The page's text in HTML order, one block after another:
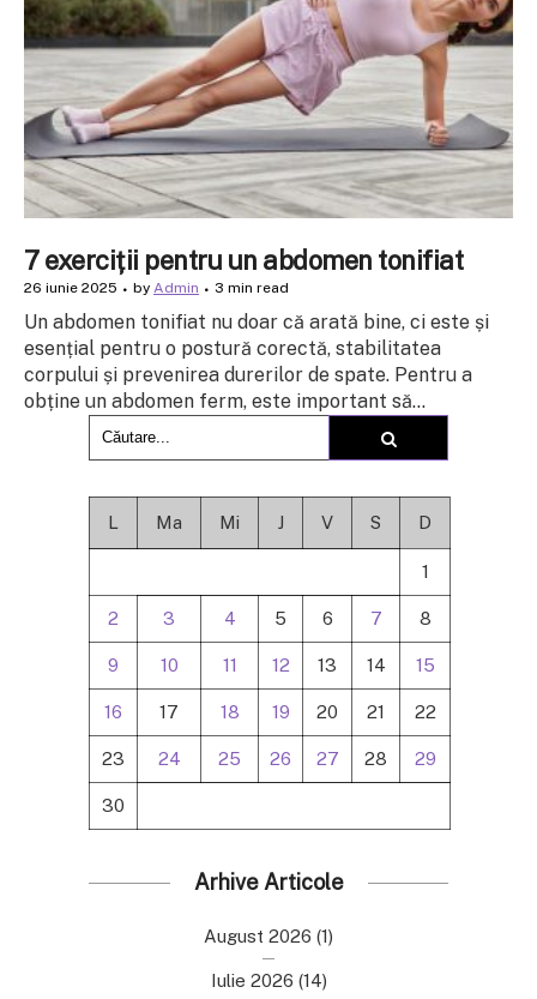
7 exerciții pentru un abdomen tonifiat
26 iunie 2025 by Admin 3 min read
Un abdomen tonifiat nu doar că arată bine, ci este și
esențial pentru o postură corectă, stabilitatea
corpului și prevenirea durerilor de spate. Pentru a
obține un abdomen ferm, este important să...
L Ma Mi J V S D
1
2 3 4 5 6 7 8
9 10 11 12 13 14 15
16 17 18 19 20 21 22
23 24 25 26 27 28 29
30
Arhive Articole
August 2026 (1)
Iulie 2026 (14)